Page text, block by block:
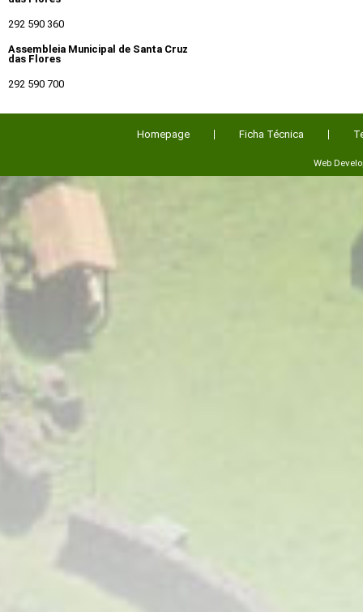
292 590 360
Assembleia Municipal de Santa Cruz
das Flores
292 590 700
Homepage Ficha Técnica
Web